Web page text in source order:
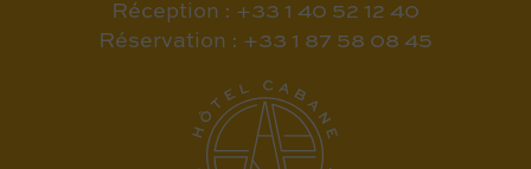
Réception : +33 1 40 52 12 40
Réservation : +33 1 87 58 08 45